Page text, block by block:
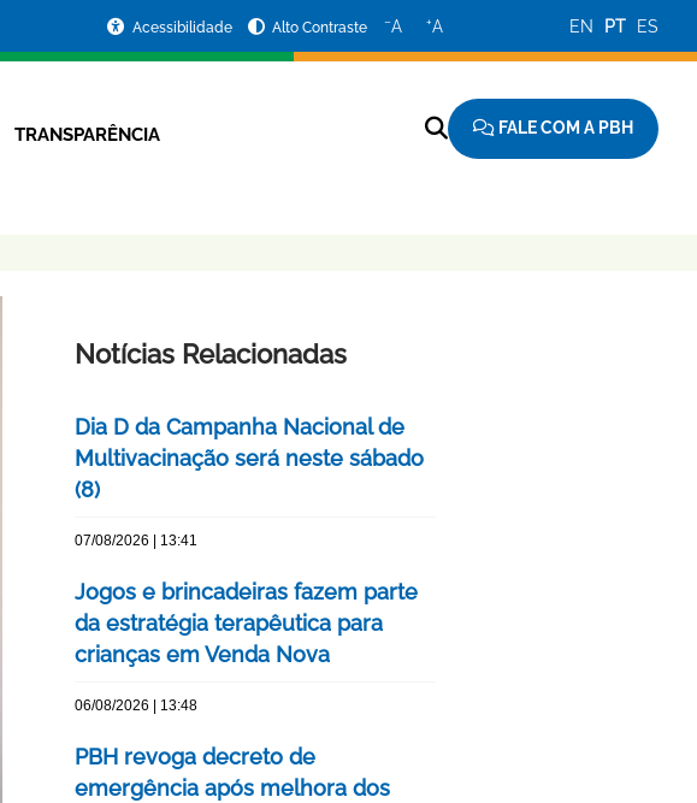
Acessibilidade Alto Contraste −A +A EN PT ES
TRANSPARÊNCIA FALE COM A PBH
Notícias Relacionadas
Dia D da Campanha Nacional de
Multivacinação será neste sábado
(8)
07/08/2026 | 13:41
Jogos e brincadeiras fazem parte
da estratégia terapêutica para
crianças em Venda Nova
06/08/2026 | 13:48
PBH revoga decreto de
emergência após melhora dos